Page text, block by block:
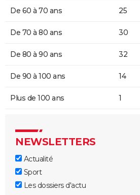
De 60 à 70 ans 25
De 70 à 80 ans 30
De 80 à 90 ans 32
De 90 à 100 ans 14
Plus de 100 ans 1
NEWSLETTERS
Actualité
Sport
Les dossiers d'actu